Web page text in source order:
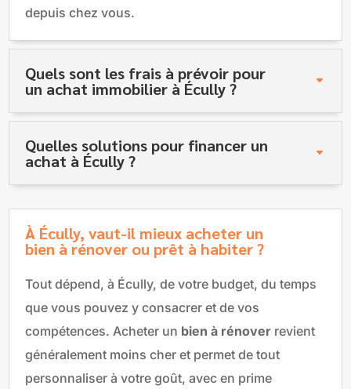
depuis chez vous.
Quels sont les frais à prévoir pour
un achat immobilier à Écully ?
Quelles solutions pour financer un
achat à Écully ?
À Écully, vaut-il mieux acheter un
bien à rénover ou prêt à habiter ?
Tout dépend, à Écully, de votre budget, du temps
que vous pouvez y consacrer et de vos
compétences. Acheter un bien à rénover revient
généralement moins cher et permet de tout
personnaliser à votre goût, avec en prime